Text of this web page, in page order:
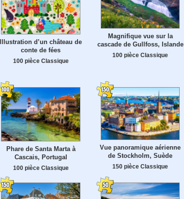
Illustration d’un château de
conte de fées
100 pièce Classique
Magnifique vue sur la
cascade de Gullfoss, Islande
100 pièce Classique
Phare de Santa Marta à
Cascais, Portugal
100 pièce Classique
Vue panoramique aérienne
de Stockholm, Suède
150 pièce Classique